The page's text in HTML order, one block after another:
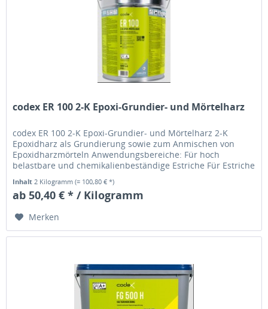
codex ER 100 2-K Epoxi-Grundier- und Mörtelharz
codex ER 100 2-K Epoxi-Grundier- und Mörtelharz 2-K
Epoxidharz als Grundierung sowie zum Anmischen von
Epoxidharzmörteln Anwendungsbereiche: Für hoch
belastbare und chemikalienbeständige Estriche Für Estriche
im Verbund, auf Trennlage...
Inhalt 2 Kilogramm(= 100,80 € *)
ab 50,40 € * / Kilogramm
Merken